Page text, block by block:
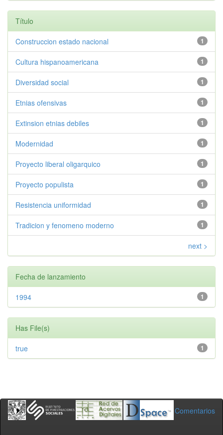
Título
1
Construccion estado nacional
1
Cultura hispanoamericana
1
Diversidad social
1
Etnias ofensivas
1
Extinsion etnias debiles
1
Modernidad
1
Proyecto liberal oligarquico
1
Proyecto populista
1
Resistencia uniformidad
1
Tradicion y fenomeno moderno
next >
Fecha de lanzamiento
1
1994
Has File(s)
1
true
Comentarios